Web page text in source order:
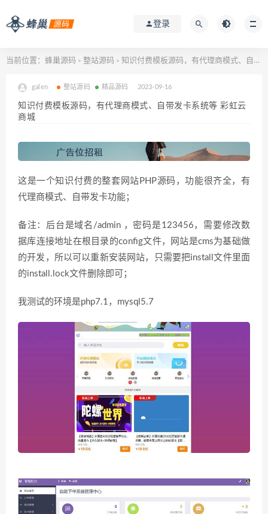
登录
当前位置： 蜂巢源码 > 整站源码 > 知识付费模板源码，有代理商模式、自带发卡系统等 彩虹云商城
galen 整站源码 精品源码 2023-09-16
知识付费模板源码，有代理商模式、自带发卡系统等 彩虹云
商城
这是一个知识付费的整套网站PHP源码，功能很齐全，有
代理商模式、自带发卡功能；
备注：后台是域名/admin ，密码是123456，需要修改数
据库连接地址在根目录的config文件，网站是cms为基础做
的开发，所以可以重新安装网站，只需要把install文件里面
的install.lock文件删除即可；
我测试的环境是php7.1，mysql5.7